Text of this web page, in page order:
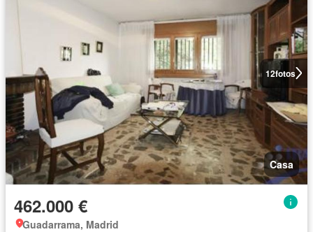
12fotos
Casa
462.000 €
Guadarrama, Madrid